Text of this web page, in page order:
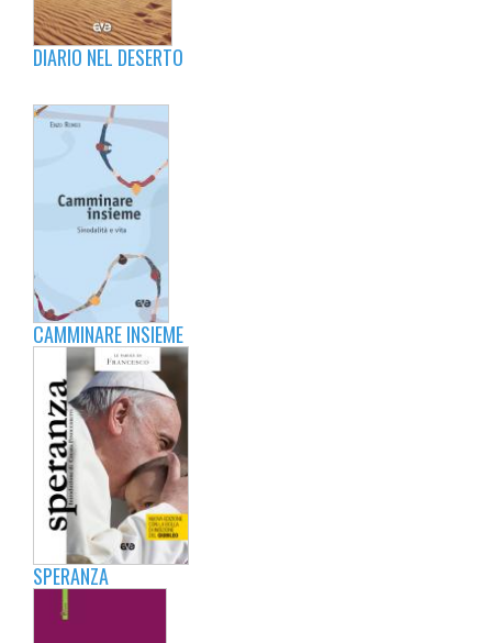
DIARIO NEL DESERTO
CAMMINARE INSIEME
SPERANZA